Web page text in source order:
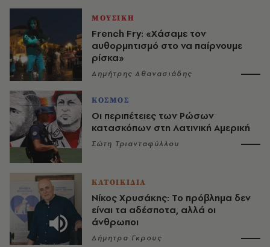
ΜΟΥΣΙΚΗ
French Fry: «Χάσαμε τον
αυθορμητισμό στο να παίρνουμε
ρίσκα»
Δημήτρης Αθανασιάδης
ΚΟΣΜΟΣ
Οι περιπέτειες των Ρώσων
κατασκόπων στη Λατινική Αμερική
Σώτη Τριανταφύλλου
ΚΑΤΟΙΚΙΔΙΑ
Νίκος Χρυσάκης: Το πρόβλημα δεν
είναι τα αδέσποτα, αλλά οι
άνθρωποι
Δήμητρα Γκρους